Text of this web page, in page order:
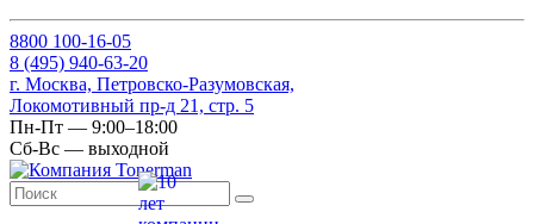
8800 100-16-05
8 (495) 940-63-20
г. Москва, Петровско-Разумовская,
Локомотивный пр-д 21, стр. 5
Пн-Пт — 9:00–18:00
Сб-Вс — выходной